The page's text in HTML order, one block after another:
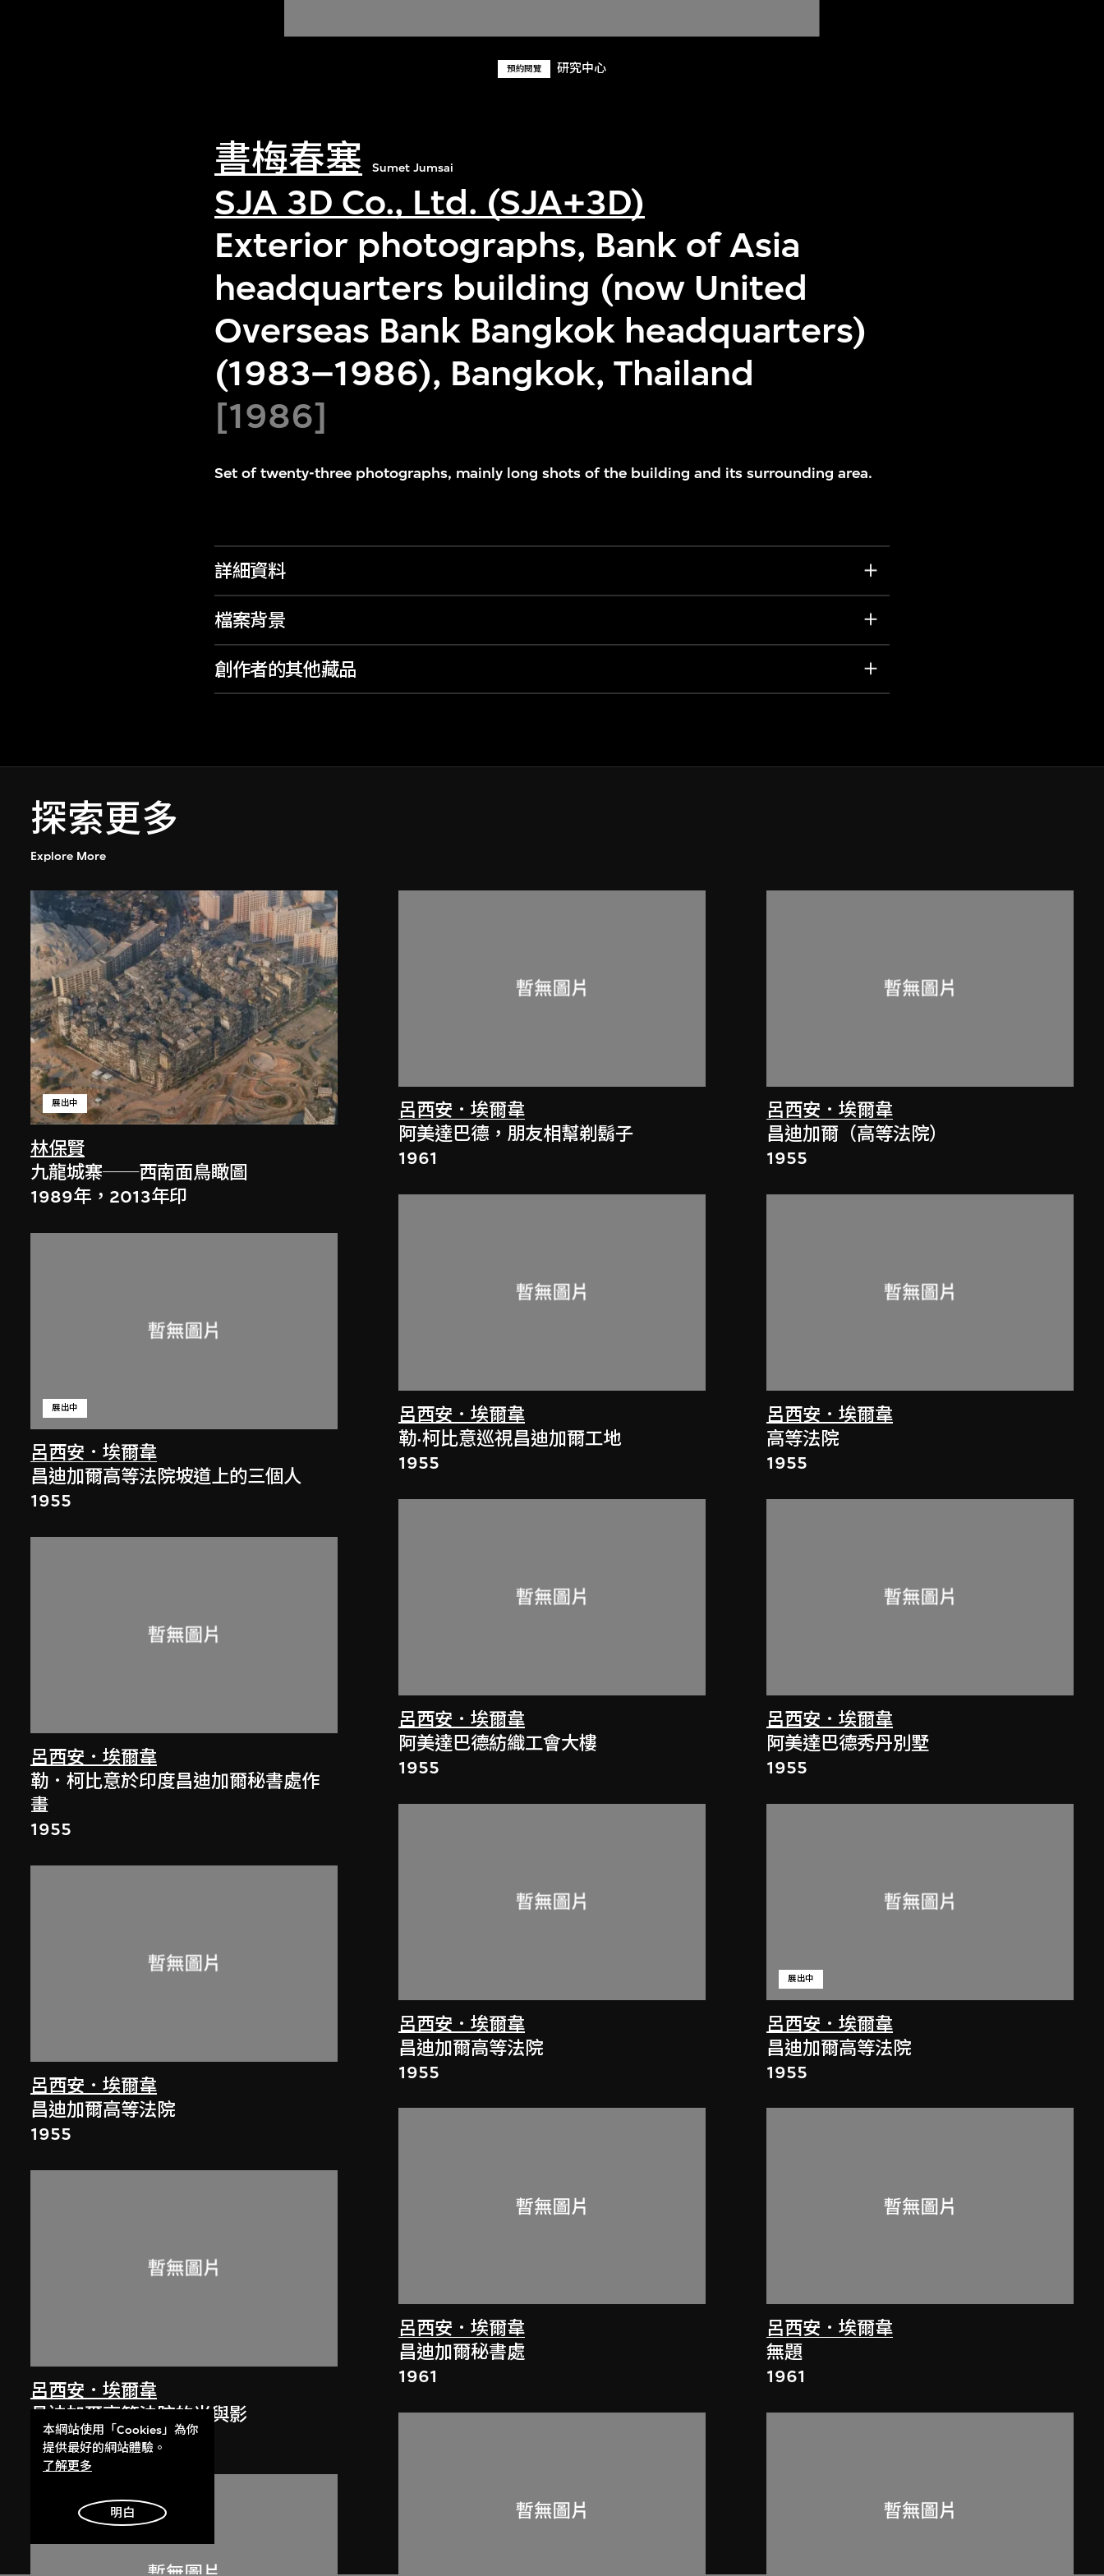
預約閱覽 研究中心
書梅春塞 Sumet Jumsai
SJA 3D Co., Ltd. (SJA+3D)
Exterior photographs, Bank of Asia
headquarters building (now United
Overseas Bank Bangkok headquarters)
(1983–1986), Bangkok, Thailand
[1986]
Set of twenty-three photographs, mainly long shots of the building and its surrounding area.
詳細資料
檔案背景
創作者的其他藏品
探索更多
Explore More
林保賢
展出中
九龍城寨──西南面鳥瞰圖
1989年，2013年印
呂西安．埃爾韋
展出中
昌迪加爾高等法院坡道上的三個人
1955
呂西安．埃爾韋
勒．柯比意於印度昌迪加爾秘書處作
畫
1955
呂西安．埃爾韋
昌迪加爾高等法院
1955
呂西安．埃爾韋
昌迪加爾高等法院的光與影
1955
呂西安．埃爾韋
阿美達巴德，朋友相幫剃鬍子
1961
呂西安．埃爾韋
勒·柯比意巡視昌迪加爾工地
1955
呂西安．埃爾韋
阿美達巴德紡織工會大樓
1955
呂西安．埃爾韋
昌迪加爾高等法院
1955
呂西安．埃爾韋
昌迪加爾秘書處
1961
呂西安．埃爾韋
昌迪加爾（高等法院）
1955
呂西安．埃爾韋
高等法院
1955
呂西安．埃爾韋
阿美達巴德秀丹別墅
1955
呂西安．埃爾韋
展出中
昌迪加爾高等法院
1955
呂西安．埃爾韋
無題
1961
本網站使用「Cookies」為你
提供最好的網站體驗。
了解更多
明白